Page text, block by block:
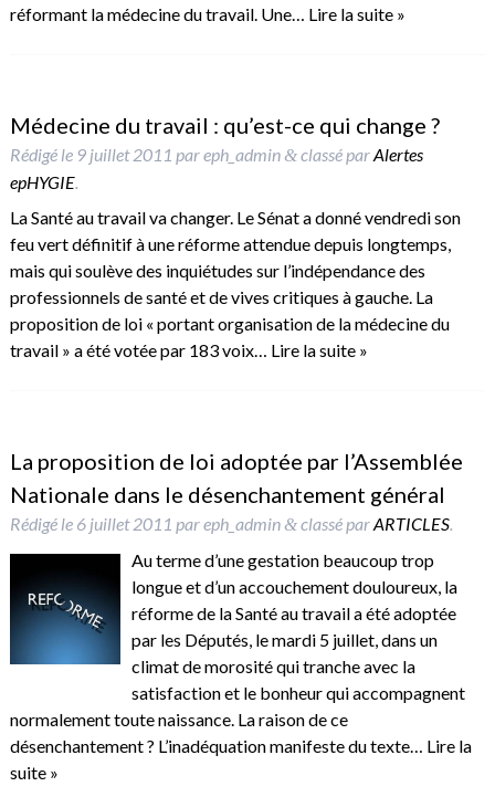
réformant la médecine du travail. Une… Lire la suite »
Médecine du travail : qu’est-ce qui change ?
Rédigé le 9 juillet 2011 pareph_admin &classé parAlertes
epHYGIE.
La Santé au travail va changer. Le Sénat a donné vendredi son
feu vert définitif à une réforme attendue depuis longtemps,
mais qui soulève des inquiétudes sur l’indépendance des
professionnels de santé et de vives critiques à gauche. La
proposition de loi « portant organisation de la médecine du
travail » a été votée par 183 voix… Lire la suite »
La proposition de loi adoptée par l’Assemblée
Nationale dans le désenchantement général
Rédigé le 6 juillet 2011 pareph_admin &classé parARTICLES.
Au terme d’une gestation beaucoup trop
longue et d’un accouchement douloureux, la
réforme de la Santé au travail a été adoptée
par les Députés, le mardi 5 juillet, dans un
climat de morosité qui tranche avec la
satisfaction et le bonheur qui accompagnent
normalement toute naissance. La raison de ce
désenchantement ? L’inadéquation manifeste du texte… Lire la
suite »